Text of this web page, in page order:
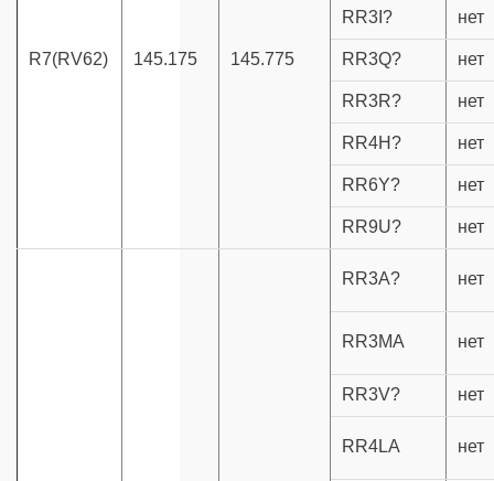
R7(RV62) 145.175 145.775
RR3I? нет
RR3Q? нет
RR3R? нет
RR4H? нет
RR6Y? нет
RR9U? нет
RR3A? нет
RR3MA нет
RR3V? нет
RR4LA нет